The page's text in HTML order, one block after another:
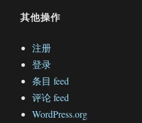
其他操作
注册
登录
条目 feed
评论 feed
WordPress.org